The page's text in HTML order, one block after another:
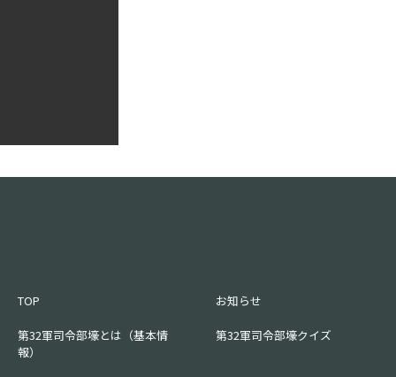
TOP お知らせ
第32軍司令部壕とは（基本情
報）
第32軍司令部壕クイズ